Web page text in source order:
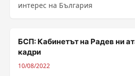
интерес на България
БСП: Кабинетът на Радев ни
кадри
10/08/2022